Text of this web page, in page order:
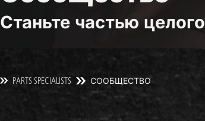
Станьте частью целого
PARTS SPECIALISTS СООБЩЕСТВО